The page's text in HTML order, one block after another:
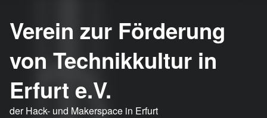
Verein zur Förderung
von Technikkultur in
Erfurt e.V.
der Hack- und Makerspace in Erfurt